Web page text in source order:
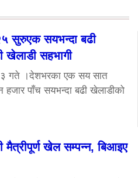
सुरुएक सयभन्दा बढी
खेलाडी सहभागी
३ गते ।देशभरका एक सय सात
हजार पाँच सयभन्दा बढी खेलाडीको
मैत्रीपूर्ण खेल सम्पन्न, बिआइए